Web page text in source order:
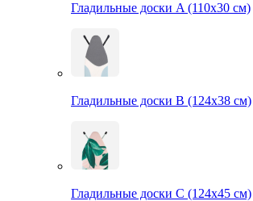
Гладильные доски A (110х30 см)
Гладильные доски B (124х38 см)
Гладильные доски С (124х45 см)